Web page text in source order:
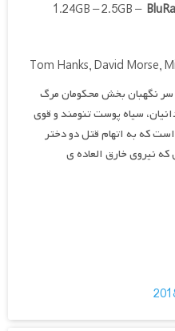
Tom Hanks,David Morse,
نگهبان بخش محکومان مرگ
سیاه پوست تنومند و قوی
که به اتهام قتل دو دختر
نیروی خارق العاده ی